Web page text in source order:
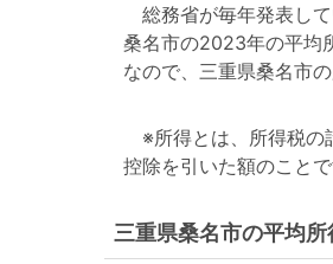
総務省が毎年発表し
桑名市の2023年の平均
なので、三重県桑名市
※所得とは、所得税の
控除を引いた額のこと
三重県桑名市の平均